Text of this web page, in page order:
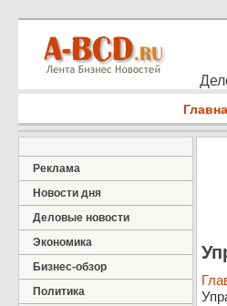
Реклама
Новости дня
Деловые новости
Экономика
Бизнес-обзор
Политика